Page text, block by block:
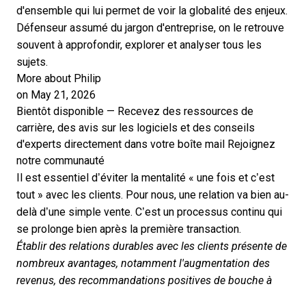
d'ensemble qui lui permet de voir la globalité des enjeux.
Défenseur assumé du jargon d'entreprise, on le retrouve
souvent à approfondir, explorer et analyser tous les
sujets.
More about Philip
on May 21, 2026
Bientôt disponible — Recevez des ressources de
carrière, des avis sur les logiciels et des conseils
d'experts directement dans votre boîte mail
Rejoignez
notre communauté
Il est essentiel d’éviter la mentalité « une fois et c’est
tout » avec les clients. Pour nous, une relation va bien au-
delà d’une simple vente. C’est un processus continu qui
se prolonge bien après la première transaction.
Établir des relations durables avec les clients présente de
nombreux avantages, notamment l'augmentation des
revenus, des recommandations positives de bouche à